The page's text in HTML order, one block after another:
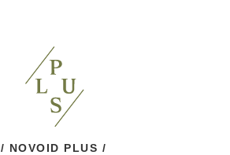
/ NOVOID PLUS /